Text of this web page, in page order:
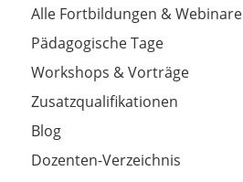
Alle Fortbildungen & Webinare
Pädagogische Tage
Workshops & Vorträge
Zusatzqualifikationen
Blog
Dozenten-Verzeichnis